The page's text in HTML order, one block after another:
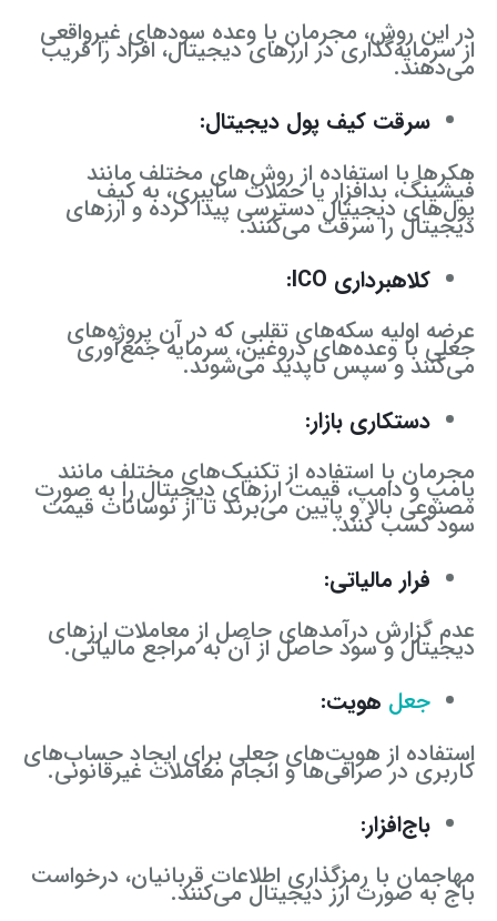
در این روش، مجرمان با وعده سودهای غیرواقعی
از سرمایه‌گذاری در ارزهای دیجیتال، افراد را فریب
می‌دهند.
سرقت کیف پول دیجیتال:
هکرها با استفاده از روش‌های مختلف مانند
فیشینگ، بدافزار یا حملات سایبری، به کیف
پول‌های دیجیتال دسترسی پیدا کرده و ارزهای
دیجیتال را سرقت می‌کنند.
کلاهبرداری ICO:
عرضه اولیه سکه‌های تقلبی که در آن پروژه‌های
جعلی با وعده‌های دروغین، سرمایه جمع‌آوری
می‌کنند و سپس ناپدید می‌شوند.
دستکاری بازار:
مجرمان با استفاده از تکنیک‌های مختلف مانند
پامپ و دامپ، قیمت ارزهای دیجیتال را به صورت
مصنوعی بالا و پایین می‌برند تا از نوسانات قیمت
سود کسب کنند.
فرار مالیاتی:
عدم گزارش درآمدهای حاصل از معاملات ارزهای
دیجیتال و سود حاصل از آن به مراجع مالیاتی.
جعل هویت:
استفاده از هویت‌های جعلی برای ایجاد حساب‌های
کاربری در صرافی‌ها و انجام معاملات غیرقانونی.
باج‌افزار:
مهاجمان با رمزگذاری اطلاعات قربانیان، درخواست
باج به صورت ارز دیجیتال می‌کنند.